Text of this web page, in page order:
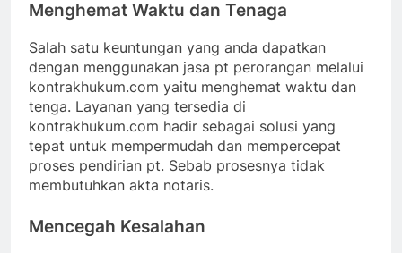
Menghemat Waktu dan Tenaga
Salah satu keuntungan yang anda dapatkan
dengan menggunakan jasa pt perorangan melalui
kontrakhukum.com yaitu menghemat waktu dan
tenga. Layanan yang tersedia di
kontrakhukum.com hadir sebagai solusi yang
tepat untuk mempermudah dan mempercepat
proses pendirian pt. Sebab prosesnya tidak
membutuhkan akta notaris.
Mencegah Kesalahan